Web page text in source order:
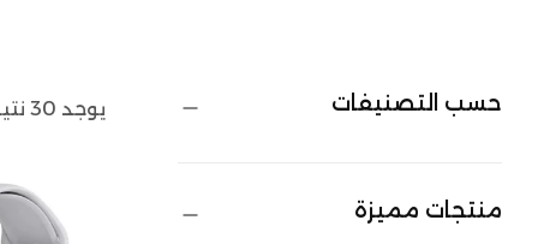
حسب التصنيفات
منتجات مميزة
يوجد 30 نتيجة إجمالًا